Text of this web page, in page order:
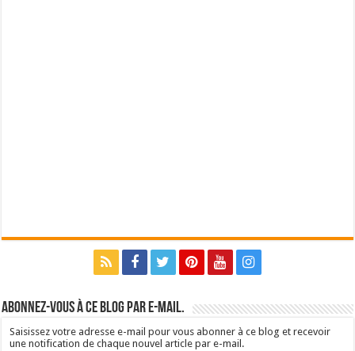
Abonnez-vous à ce blog par e-mail.
Saisissez votre adresse e-mail pour vous abonner à ce blog et recevoir
une notification de chaque nouvel article par e-mail.